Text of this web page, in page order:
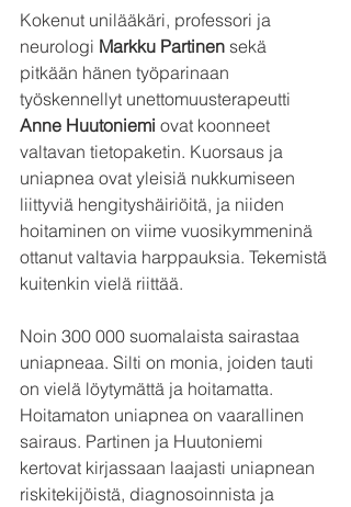
Kokenut unilääkäri, professori ja
neurologi Markku Partinen sekä
pitkään hänen työparinaan
työskennellyt unettomuusterapeutti
Anne Huutoniemi ovat koonneet
valtavan tietopaketin. Kuorsaus ja
uniapnea ovat yleisiä nukkumiseen
liittyviä hengityshäiriöitä, ja niiden
hoitaminen on viime vuosikymmeninä
ottanut valtavia harppauksia. Tekemistä
kuitenkin vielä riittää.
Noin 300 000 suomalaista sairastaa
uniapneaa. Silti on monia, joiden tauti
on vielä löytymättä ja hoitamatta.
Hoitamaton uniapnea on vaarallinen
sairaus. Partinen ja Huutoniemi
kertovat kirjassaan laajasti uniapnean
riskitekijöistä, diagnosoinnista ja